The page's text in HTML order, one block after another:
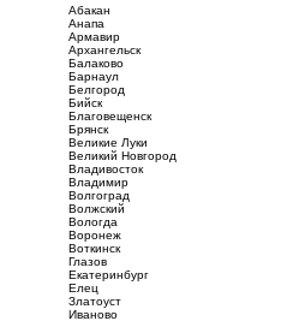
Абакан
Анапа
Армавир
Архангельск
Балаково
Барнаул
Белгород
Бийск
Благовещенск
Брянск
Великие Луки
Великий Новгород
Владивосток
Владимир
Волгоград
Волжский
Вологда
Воронеж
Воткинск
Глазов
Екатеринбург
Елец
Златоуст
Иваново